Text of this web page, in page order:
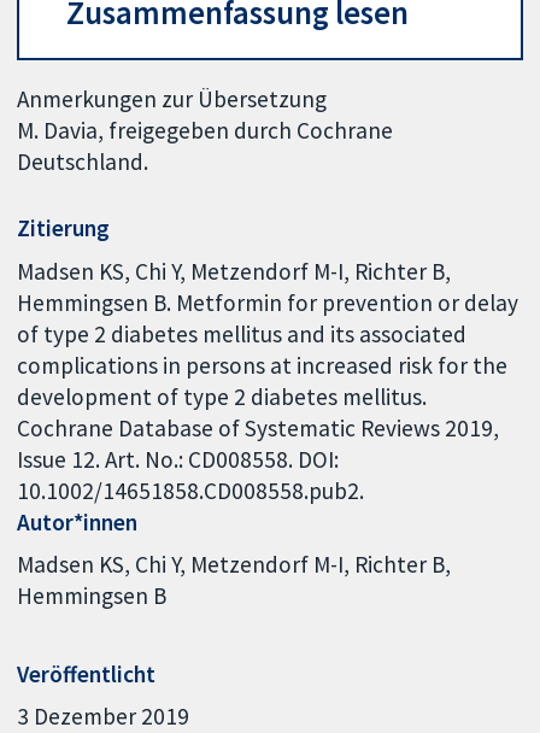
Zusammenfassung lesen
Anmerkungen zur Übersetzung
M. Davia, freigegeben durch Cochrane
Deutschland.
Zitierung
Madsen KS, Chi Y, Metzendorf M-I, Richter B,
Hemmingsen B. Metformin for prevention or delay
of type 2 diabetes mellitus and its associated
complications in persons at increased risk for the
development of type 2 diabetes mellitus.
Cochrane Database of Systematic Reviews 2019,
Issue 12. Art. No.: CD008558. DOI:
10.1002/14651858.CD008558.pub2.
Autor*innen
Madsen KS Chi Y Metzendorf M-I Richter B
Hemmingsen B
Veröffentlicht
3 Dezember 2019